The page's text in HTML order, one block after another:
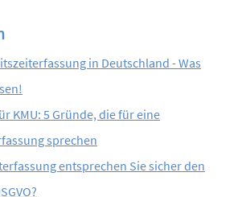
in Deutschland - Was
KMU: 5 Gründe, die für eine
sprechen
entsprechen Sie sicher den